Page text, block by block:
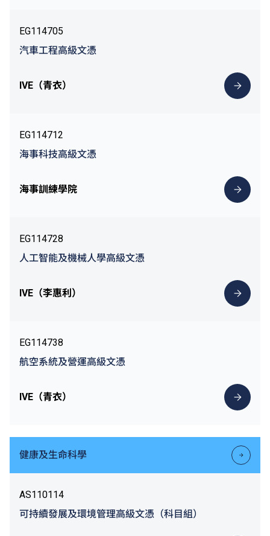
EG114705
汽車工程高級文憑
IVE（青衣）
EG114712
海事科技高級文憑
海事訓練學院
EG114728
人工智能及機械人學高級文憑
IVE（李惠利）
EG114738
航空系統及營運高級文憑
IVE（青衣）
健康及生命科學
AS110114
可持續發展及環境管理高級文憑（科目組）